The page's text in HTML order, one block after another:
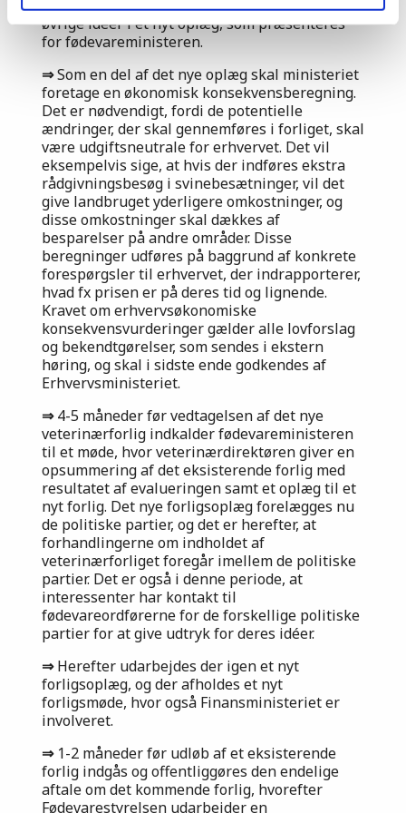
veterinærforlig resulterer evalueringen samt
øvrige ideer i et nyt oplæg, som præsenteres
for fødevareministeren.
⇒Som en del af det nye oplæg skal ministeriet
foretage en økonomisk konsekvensberegning.
Det er nødvendigt, fordi de potentielle
ændringer, der skal gennemføres i forliget, skal
være udgiftsneutrale for erhvervet. Det vil
eksempelvis sige, at hvis der indføres ekstra
rådgivningsbesøg i svinebesætninger, vil det
give landbruget yderligere omkostninger, og
disse omkostninger skal dækkes af
besparelser på andre områder. Disse
beregninger udføres på baggrund af konkrete
forespørgsler til erhvervet, der indrapporterer,
hvad fx prisen er på deres tid og lignende.
Kravet om erhvervsøkonomiske
konsekvensvurderinger gælder alle lovforslag
og bekendtgørelser, som sendes i ekstern
høring, og skal i sidste ende godkendes af
Erhvervsministeriet.
⇒4-5 måneder før vedtagelsen af det nye
veterinærforlig indkalder fødevareministeren
til et møde, hvor veterinærdirektøren giver en
opsummering af det eksisterende forlig med
resultatet af evalueringen samt et oplæg til et
nyt forlig. Det nye forligsoplæg forelægges nu
de politiske partier, og det er herefter, at
forhandlingerne om indholdet af
veterinærforliget foregår imellem de politiske
partier. Det er også i denne periode, at
interessenter har kontakt til
fødevareordførerne for de forskellige politiske
partier for at give udtryk for deres idéer.
⇒Herefter udarbejdes der igen et nyt
forligsoplæg, og der afholdes et nyt
forligsmøde, hvor også Finansministeriet er
involveret.
⇒1-2 måneder før udløb af et eksisterende
forlig indgås og offentliggøres den endelige
aftale om det kommende forlig, hvorefter
Fødevarestyrelsen udarbejder en